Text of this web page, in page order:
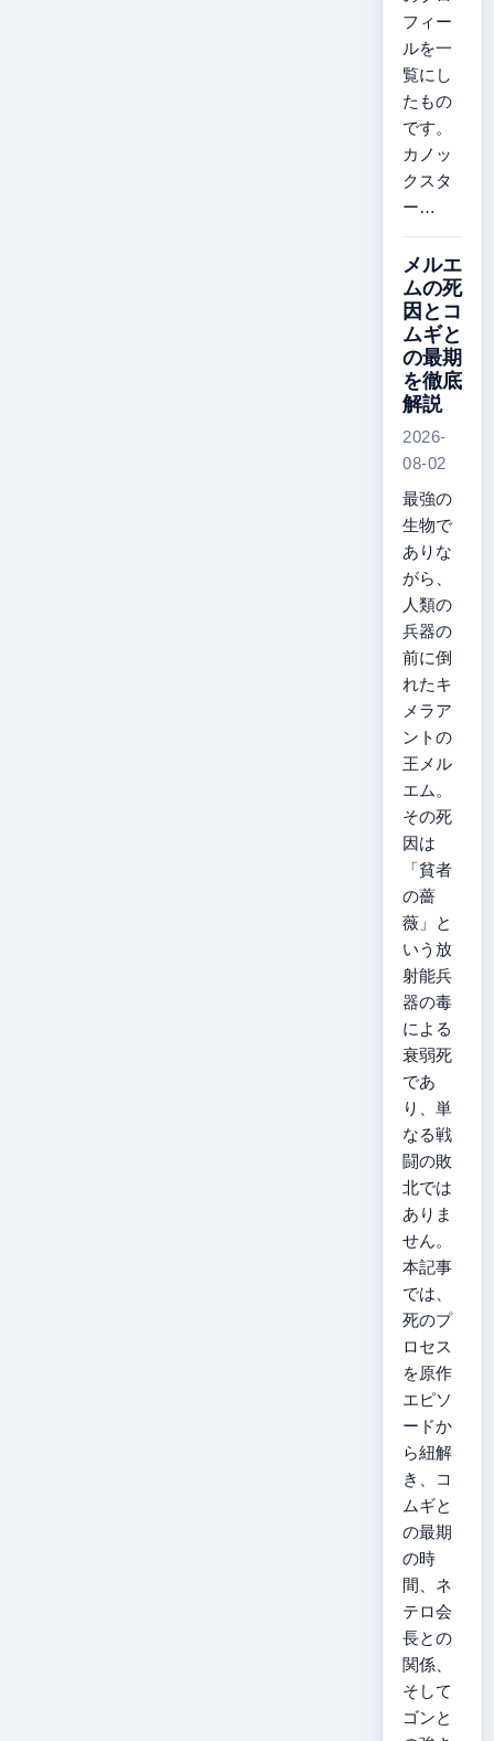
フィー
ルを一
覧にし
たもの
です。
カノッ
クスタ
ー…
メルエ
ムの死
因とコ
ムギと
の最期
を徹底
解説
2026-
08-02
最強の
生物で
ありな
がら、
人類の
兵器の
前に倒
れたキ
メラア
ントの
王メル
エム。
その死
因は
「貧者
の薔
薇」と
いう放
射能兵
器の毒
による
衰弱死
であ
り、単
なる戦
闘の敗
北では
ありま
せん。
本記事
では、
死のプ
ロセス
を原作
エピソ
ードか
ら紐解
き、コ
ムギと
の最期
の時
間、ネ
テロ会
長との
関係、
そして
ゴンと